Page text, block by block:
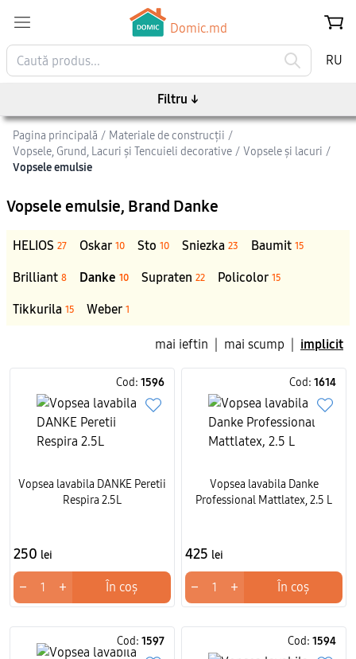
Domic.md
RU
Pagina principală / Materiale de construcții /
Vopsele, Grund, Lacuri și Tencuieli decorative / Vopsele și lacuri /
Vopsele emulsie
Vopsele emulsie, Brand Danke
HELIOS 27 Oskar 10 Sto 10 Sniezka 23 Baumit 15
Brilliant 8 Danke 10 Supraten 22 Policolor 15
Tikkurila 15 Weber 1
mai ieftin mai scump implicit
Cod: 1596
Vopsea lavabila DANKE Peretii
Respira 2.5L
250 lei
− + În coș
Cod: 1614
Vopsea lavabila Danke
Professional Mattlatex, 2.5 L
425 lei
− + În coș
Cod: 1597 Cod: 1594
Filtru ↓